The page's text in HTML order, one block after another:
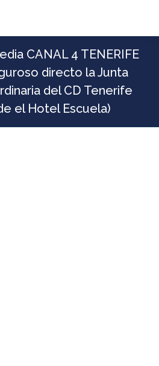
CANAL 4 TENERIFE
directo la Junta
del CD Tenerife
el Hotel Escuela)